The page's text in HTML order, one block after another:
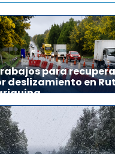
para
deslizamiento en